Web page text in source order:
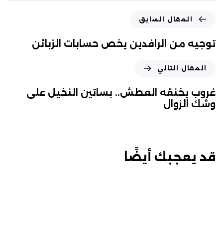
المقال السابق
توجيه من الرافدين يخص حسابات الزبائن
المقال التالي
غروب يخنقه العطش.. بساتين النخيل على
وشك الزوال
قد يعجبك أيضًا